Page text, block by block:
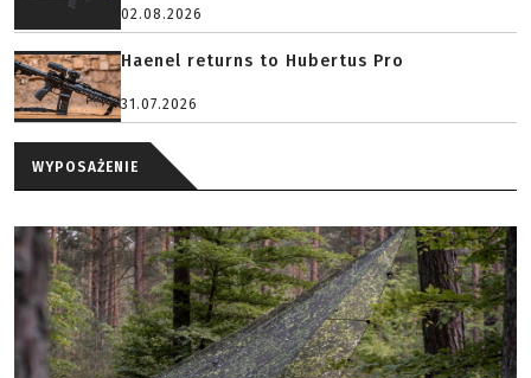
02.08.2026
Haenel returns to Hubertus Pro
31.07.2026
WYPOSAŻENIE